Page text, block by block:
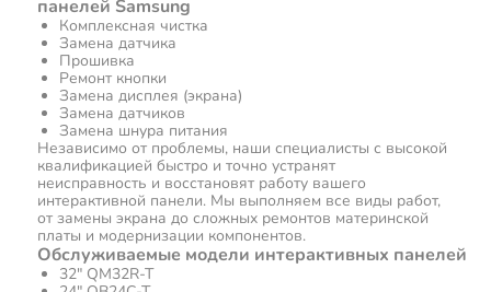
панелей Samsung
Комплексная чистка
Замена датчика
Прошивка
Ремонт кнопки
Замена дисплея (экрана)
Замена датчиков
Замена шнура питания
Независимо от проблемы, наши специалисты с высокой
квалификацией быстро и точно устранят
неисправность и восстановят работу вашего
интерактивной панели. Мы выполняем все виды работ,
от замены экрана до сложных ремонтов материнской
платы и модернизации компонентов.
Обслуживаемые модели интерактивных панелей
32" QM32R-T